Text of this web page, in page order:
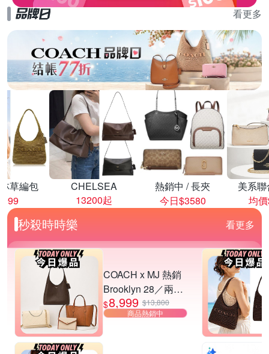
看更多
草編包
CHELSEA
13200起
熱銷中 / 長夾
今日$3580
美系
均
秒殺時時樂 看更多
COACH x MJ 熱銷
Brooklyn 28／兩用
／斜背包均一價-多
款可選
$8,999 $13,800
商品熱銷中